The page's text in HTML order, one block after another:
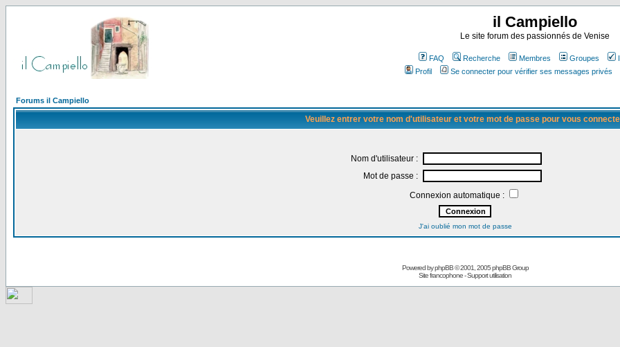
il Campiello
Le site forum des passionnés de Venise
FAQ Recherche Membres Groupes
Profil
Se connecter pour vérifier ses messages privés
Forums il Campiello
Veuillez entrer votre nom d'utilisateur et votre mot de passe pour vous
Nom d'utilisateur :
Mot de passe :
Connexion automatique :
J'ai oublié mon mot de passe
Powered byphpBB© 2001, 2005 phpBB Group
Site francophone-Support utilisation